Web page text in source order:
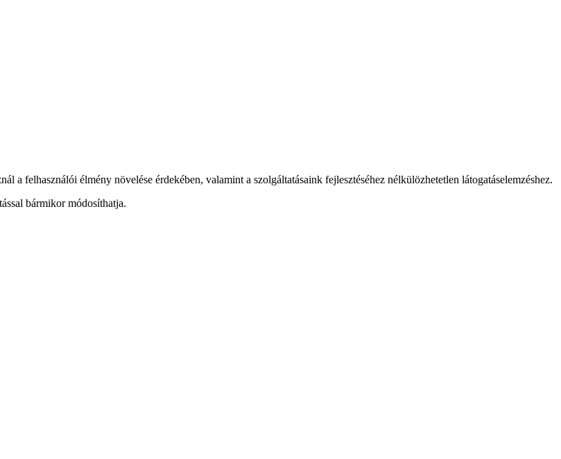
a felhasználói élmény növelése érdekében, valamint a szolgáltatásaink fejlesztéséhez nélkülözhetetlen látogatáselemzéshez.
bármikor módosíthatja.